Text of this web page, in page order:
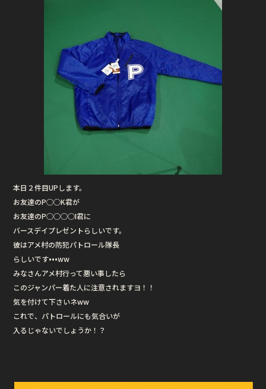
本日２件目UPします。
お友達のP○○K君が
お友達のP○○○○I君に
バースデイプレゼントらしいです。
彼はアメ村の防犯パトロール隊長
らしいです•••ww
みなさんアメ村行って悪い事したら
このジャンパー着た人に注意されますヨ！！
気を付けて下さいネww
これで、パトロールにも気合いが
入るじゃないでしょうか！？